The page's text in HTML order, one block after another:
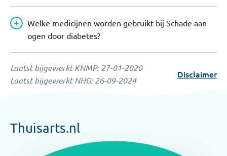
Welke medicijnen worden gebruikt bij Schade aan
ogen door diabetes?
Laatst bijgewerkt KNMP:27-01-2020
Laatst bijgewerkt NHG:26-09-2024
Disclaimer
Thuisarts.nl